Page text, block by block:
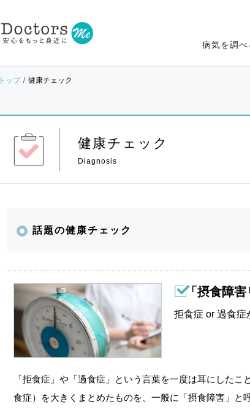
病気を調べ
トップ 健康チェック
健康チェック
話題の健康チェック
「摂食障害
拒食症 or 過食
「拒食症」や「過食症」という言葉を一度は耳にした
食症）を大きくまとめたものを、一般に「摂食障害」と